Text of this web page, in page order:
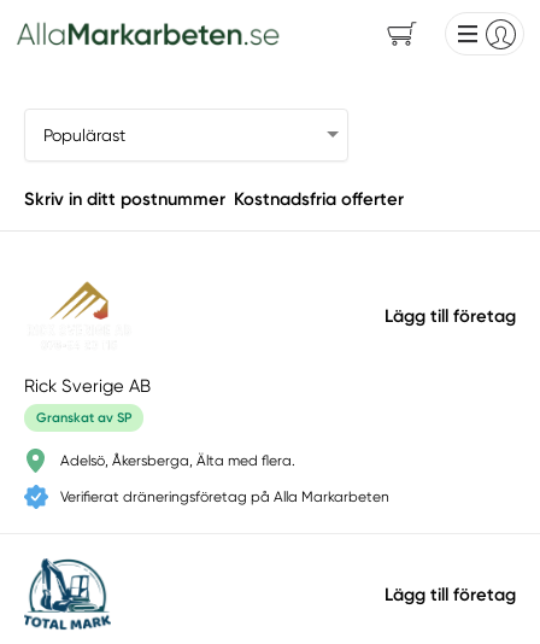
Skriv in ditt postnummer Kostnadsfria offerter
Lägg till företag
Rick Sverige AB
Granskat av SP
Adelsö, Åkersberga, Älta med flera.
Verifierat dräneringsföretag på Alla Markarbeten
Lägg till företag